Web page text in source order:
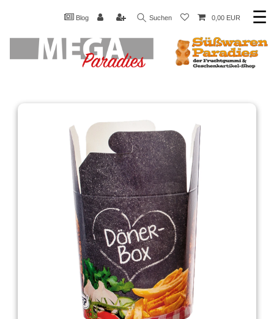
Blog Suchen 0,00 EUR ☰